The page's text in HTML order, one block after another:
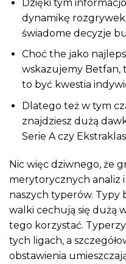
Dzięki tym
dynamikę
świadome decyzje
Choć the jako
wskazujemy Betfan,
to być kwestia
Dlatego też w tym
znajdziesz dużą
Serie A czy
Nic więc dziwnego, że
merytorycznych analiz
naszych typerów.
walki cechują się dużą
tego korzystać.
tych ligach, a
obstawienia